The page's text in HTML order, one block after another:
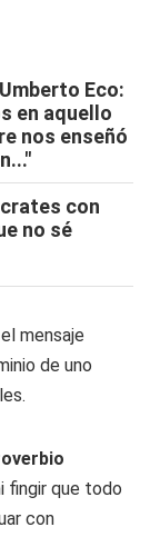
Eco:
en aquello
nos enseñó
con
no sé
mensaje
de uno
fingir que todo
con